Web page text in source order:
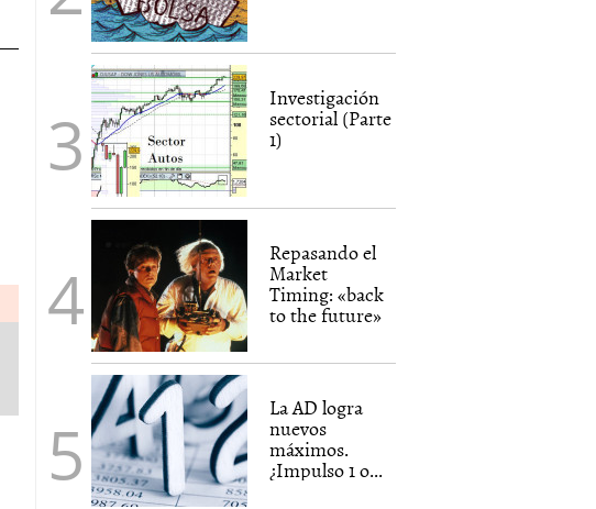
Investigación
sectorial (Parte
1)
Repasando el
Market
Timing: «back
to the future»
La AD logra
nuevos
máximos.
¿Impulso 1 o...